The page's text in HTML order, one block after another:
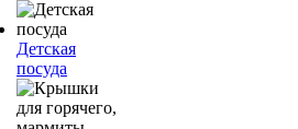
Детская
посуда